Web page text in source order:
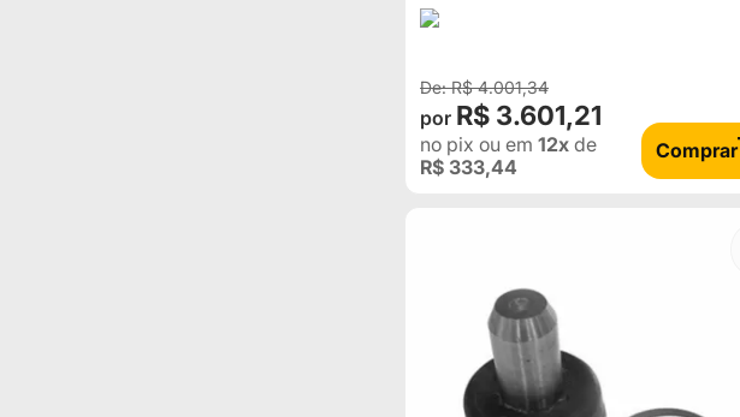
R$ 4.001,34
R$ 3.601,21
no pix ou em 12x de
R$ 333,44
Comprar